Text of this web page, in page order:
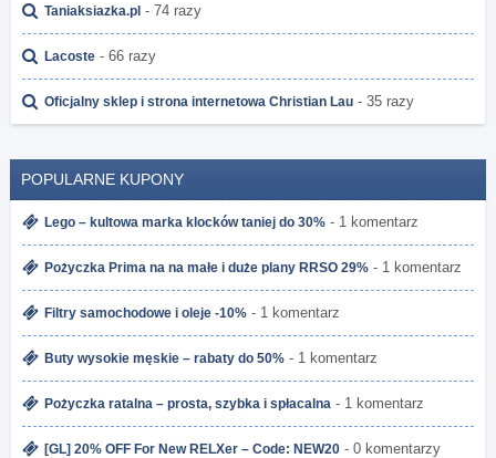
Taniaksiazka.pl - 74 razy
Lacoste - 66 razy
Oficjalny sklep i strona internetowa Christian Lau - 35 razy
POPULARNE KUPONY
Lego – kultowa marka klocków taniej do 30% - 1 komentarz
Pożyczka Prima na na małe i duże plany RRSO 29% - 1 komentarz
Filtry samochodowe i oleje -10% - 1 komentarz
Buty wysokie męskie – rabaty do 50% - 1 komentarz
Pożyczka ratalna – prosta, szybka i spłacalna - 1 komentarz
[GL] 20% OFF For New RELXer – Code: NEW20 - 0 komentarzy